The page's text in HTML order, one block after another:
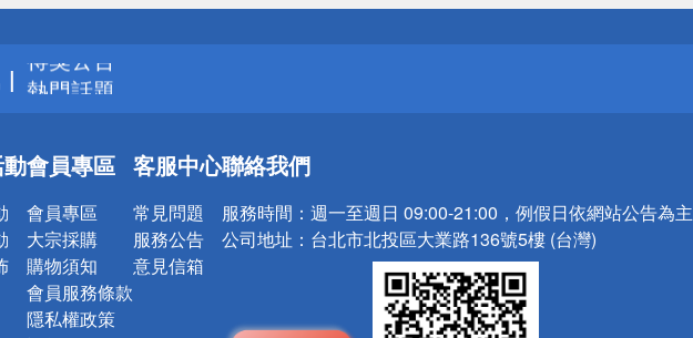
詐騙網頁！請小心！
得獎公告
熱門話題
銀行優惠
詐騙網頁！請小心！
會員專區
會員專區
大宗採購
購物須知
會員服務條款
隱私權政策
客服中心
常見問題
服務公告
意見信箱
聯絡我們
服務時間： 週一至週日 09:00-21:00，例假日依網站公告為主
公司地址： 台北市北投區大業路136號5樓 (台灣)